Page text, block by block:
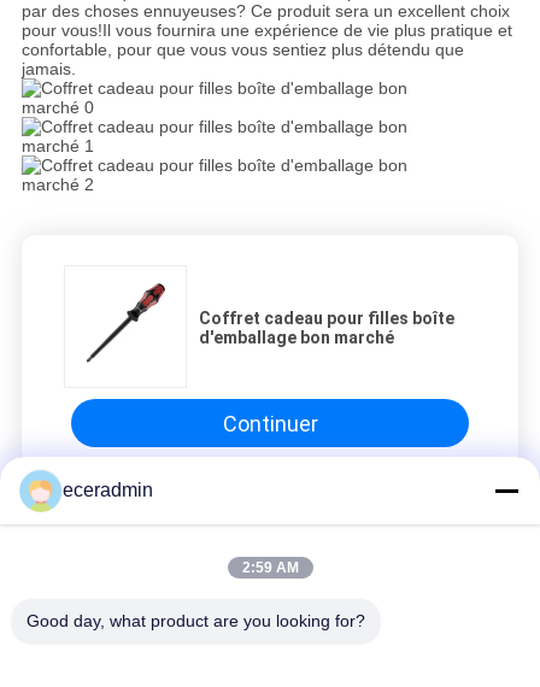
POLITIQUE
DE
CONFIDENTIALITÉ
par des choses ennuyeuses? Ce produit sera un excellent choix
pour vous!Il vous fournira une expérience de vie plus pratique et
confortable, pour que vous vous sentiez plus détendu que
jamais.
Coffret cadeau pour filles boîte
d'emballage bon marché
Continuer
Quille de peinture en acier
Coffret cadeau pour filles boîte d'emballage bon marché
Coffret cadeau pour filles boîte d'emballage bon marché
eceradmin
2:59 AM
Good day, what product are you looking for?